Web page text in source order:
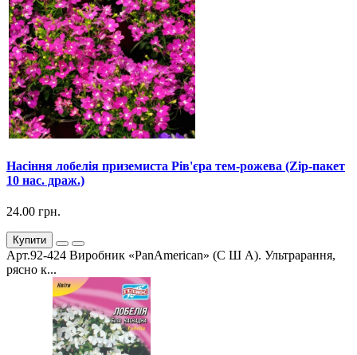
Насіння лобелія приземиста Рів'єра тем-рожева (Zip-пакет
10 нас. драж.)
24.00 грн.
Купити
Арт.92-424 Виробник «PanAmerican» (С Ш А). Ультрарання,
рясно к...